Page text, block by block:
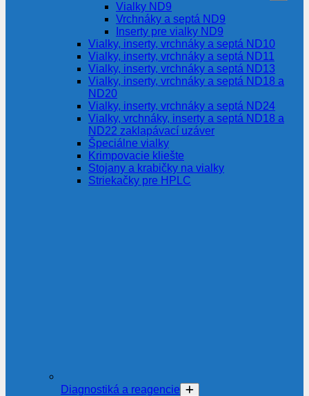
Vialky ND9
Vrchnáky a septá ND9
Inserty pre vialky ND9
Vialky, inserty, vrchnáky a septá ND10
Vialky, inserty, vrchnáky a septá ND11
Vialky, inserty, vrchnáky a septá ND13
Vialky, inserty, vrchnáky a septá ND18 a
ND20
Vialky, inserty, vrchnáky a septá ND24
Vialky, vrchnáky, inserty a septá ND18 a
ND22 zaklapávací uzáver
Špeciálne vialky
Krimpovacie kliešte
Stojany a krabičky na vialky
Striekačky pre HPLC
Diagnostiká a reagencie